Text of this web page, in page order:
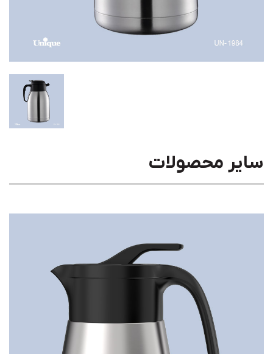
سایر محصولات